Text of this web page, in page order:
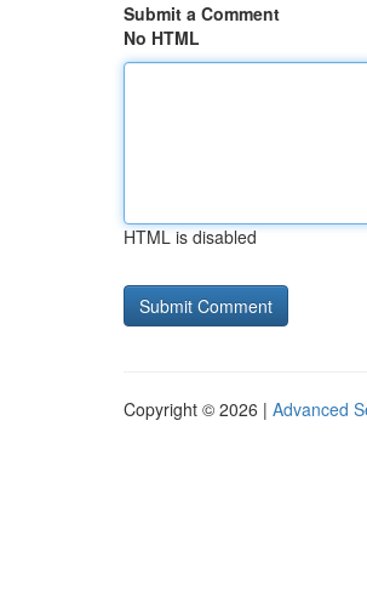
Submit a Comment
No HTML
HTML is disabled
Copyright © 2026 | Advanced